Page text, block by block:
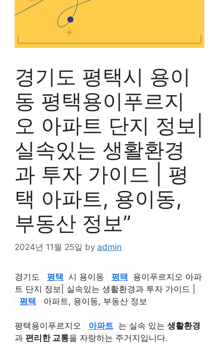
경기도 평택시 용이
동 평택용이푸르지
오 아파트 단지 정보|
실속있는 생활환경
과 투자 가이드 | 평
택 아파트, 용이동,
부동산 정보”
2024년 11월 25일 by admin
경기도 평택 시 용이동 평택 용이푸르지오 아파
트 단지 정보| 실속있는 생활환경과 투자 가이드 |
평택
아파트, 용이동, 부동산 정보
평택용이푸르지오 아파트 는 실속 있는 생활환경
과 편리한 교통을 자랑하는 주거지입니다.